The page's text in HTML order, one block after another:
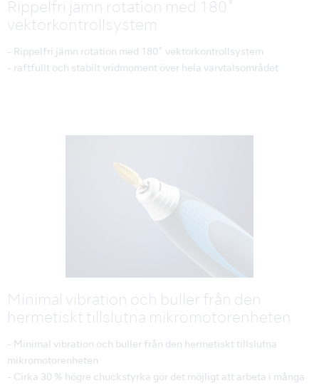
Rippelfri jämn rotation med 180˚
vektorkontrollsystem
- Rippelfri jämn rotation med 180˚ vektorkontrollsystem
- raftfullt och stabilt vridmoment över hela varvtalsområdet
Minimal vibration och buller från den
hermetiskt tillslutna mikromotorenheten
- Minimal vibration och buller från den hermetiskt tillslutna
mikromotorenheten
- Cirka 30 % högre chuckstyrka gör det möjligt att arbeta i många